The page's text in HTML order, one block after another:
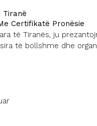
Tiranë
Certifikatë Pronësie
të Tiranës, ju
të bollshme dhe